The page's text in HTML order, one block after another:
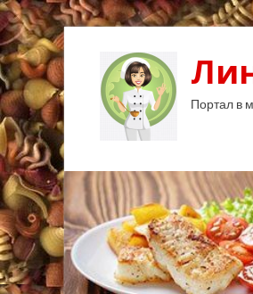
Портал в